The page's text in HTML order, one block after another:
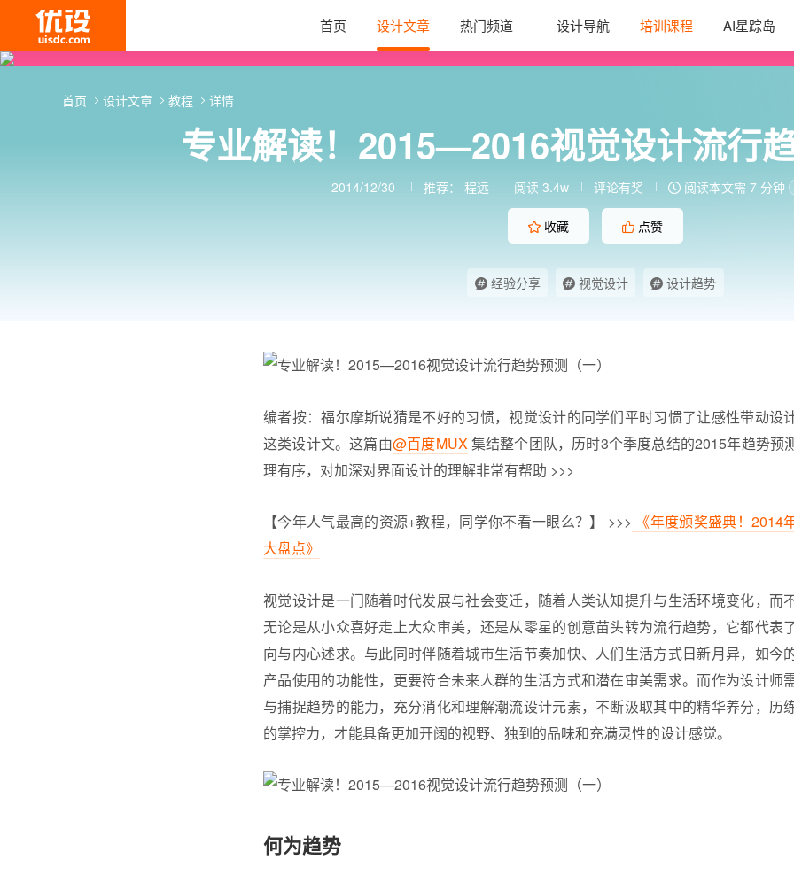
首页 设计文章 热门频道 设计导航 培训课程 AI星踪岛
专业解读！2015—2016视觉设计流行趋
2014/12/30 推荐： 程远 阅读 3.4w 评论有奖 阅读本文需 7 分钟
收藏 点赞
经验分享 视觉设计 设计趋势
首页 设计文章 教程 详情
编者按：福尔摩斯说猜是不好的习惯， 视觉设计的同学们平时习惯了让感性带动设
这类设计文。这篇由@百度MUX 集结整个团队，历时3个季度总结的2015年趋势预
理有序，对加深对界面设计的理解非常有帮助 >>>
【今年人气最高的资源+教程，同学你不看一眼么？】 >>> 《年度颁奖盛典！2014
大盘点》
视觉设计是一门随着时代发展与社会变迁，随着人类认知提升与生活环境变化，而
无论是从小众喜好走上大众审美，还是从零星的创意苗头转为流行趋势，它都代表
向与内心述求。与此同时伴随着城市生活节奏加快、人们生活方式日新月异，如今
产品使用的功能性，更要符合未来人群的生活方式和潜在审美需求。而作为设计师
与捕捉趋势的能力，充分消化和理解潮流设计元素，不断汲取其中的精华养分，历
的掌控力，才能具备更加开阔的视野、独到的品味和充满灵性的设计感觉。
何为趋势